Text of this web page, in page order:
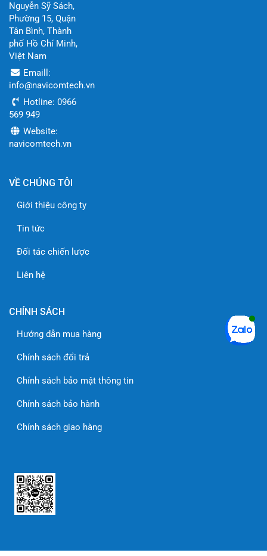
Nguyễn Sỹ Sách,
Phường 15, Quận
Tân Bình, Thành
phố Hồ Chí Minh,
Việt Nam
Emaill:
info@navicomtech.vn
Hotline: 0966
569 949
Website:
navicomtech.vn
VỀ CHÚNG TÔI
Giới thiệu công ty
Tin tức
Đối tác chiến lược
Liên hệ
CHÍNH SÁCH
Hướng dẫn mua hàng
Chính sách đổi trả
Chính sách bảo mật thông tin
Chính sách bảo hành
Chính sách giao hàng